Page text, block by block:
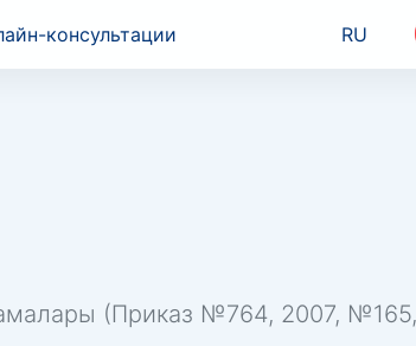
консультации RU
(Приказ №764, 2007,